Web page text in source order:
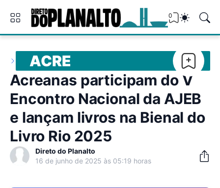
0
ACRE
Acreanas participam do V
Encontro Nacional da AJEB
e lançam livros na Bienal do
Livro Rio 2025
Direto do Planalto
16 de junho de 2025 às 05:19 horas